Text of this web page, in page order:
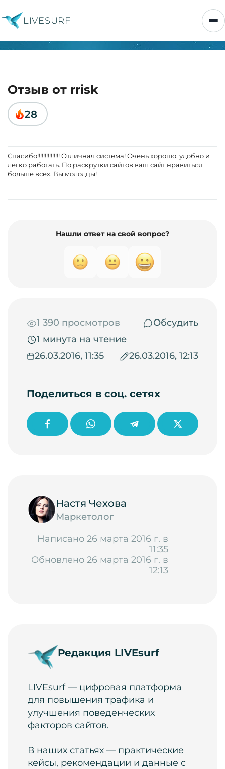
LIVESURF
Отзыв от rrisk
28
Спасибо!!!!!!!!!!!!!!! Отличная система! Очень хорошо, удобно и
легко работать. По раскрутки сайтов ваш сайт нравиться
больше всех. Вы молодцы!
Нашли ответ на свой вопрос?
1 390 просмотров
Обсудить
1 минута на чтение
26.03.2016, 11:35
26.03.2016, 12:13
Поделиться в соц. сетях
Настя Чехова
Маркетолог
Написано 26 марта 2016 г. в
11:35
Обновлено 26 марта 2016 г. в
12:13
Редакция LIVEsurf
LIVEsurf — цифровая платформа
для повышения трафика и
улучшения поведенческих
факторов сайтов.
В наших статьях — практические
кейсы, рекомендации и данные с